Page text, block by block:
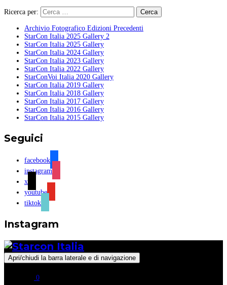
Ricerca per:
Archivio Fotografico Edizioni Precedenti
StarCon Italia 2025 Gallery 2
StarCon Italia 2025 Gallery
StarCon Italia 2024 Gallery
StarCon Italia 2023 Gallery
StarCon Italia 2022 Gallery
StarConVoi Italia 2020 Gallery
StarCon Italia 2019 Gallery
StarCon Italia 2018 Gallery
StarCon Italia 2017 Gallery
StarCon Italia 2016 Gallery
StarCon Italia 2015 Gallery
Seguici
facebook
instagram
x
youtube
tiktok
Instagram
Apri/chiudi la barra laterale e di navigazione
0